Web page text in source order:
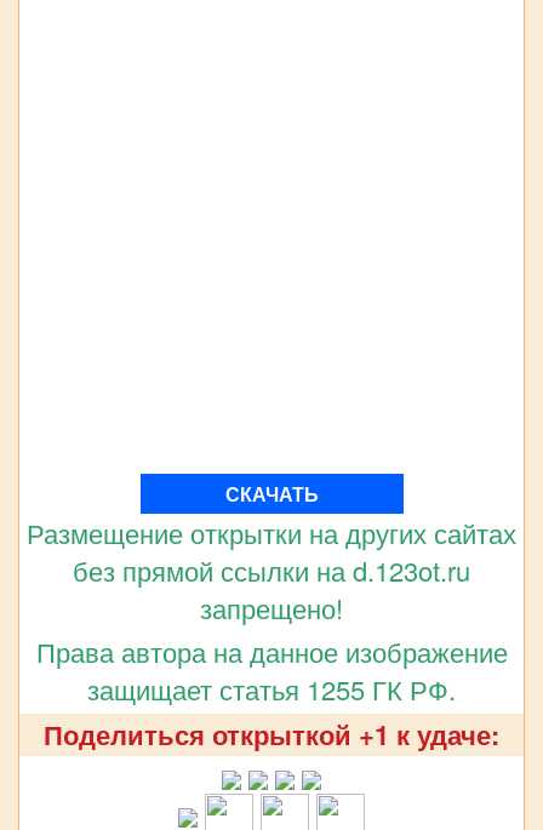
СКАЧАТЬ
Размещение открытки на других сайтах
без прямой ссылки на d.123ot.ru
запрещено!
Права автора на данное изображение
защищает статья 1255 ГК РФ.
Поделиться открыткой +1 к удаче: